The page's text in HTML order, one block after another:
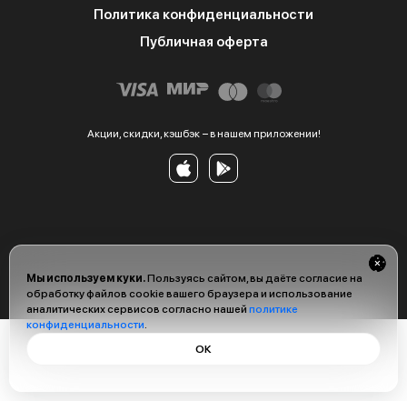
Мы используем куки.Пользуясь сайтом, вы даёте согласие на
обработку файлов cookie вашего браузера и использование
аналитических сервисов согласно нашей политике
конфиденциальности.
ОК
Политика конфиденциальности
Публичная оферта
Акции, скидки, кэшбэк − в нашем приложении!